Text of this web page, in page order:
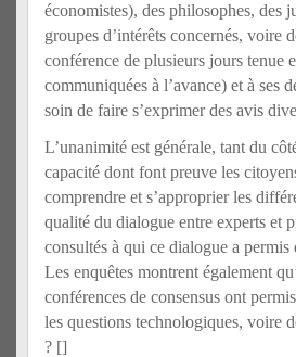
économistes), des philosophes, des
groupes d’intérêts concernés, voire
conférence de plusieurs jours tenue
communiquées à l’avance) et à ses
soin de faire s’exprimer des avis
L’unanimité est générale, tant du
capacité dont font preuve les
comprendre et s’approprier les
qualité du dialogue entre experts et
consultés à qui ce dialogue a
Les enquêtes montrent également
conférences de consensus ont
les questions technologiques, voire
? []